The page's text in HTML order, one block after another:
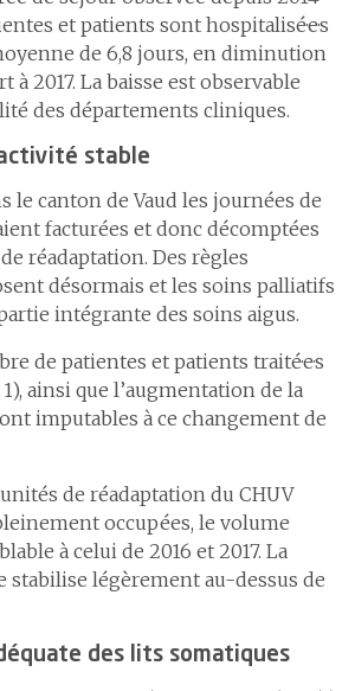
et patients sont hospitalisé·e·s
de 6,8 jours, en diminution
à 2017. La baisse est observable
des départements cliniques.
stable
le canton de Vaud les journées de
facturées et donc décomptées
réadaptation. Des règles
désormais et les soins palliatifs
intégrante des soins aigus.
de patientes et patients traité·e·s
ainsi que l’augmentation de la
imputables à ce changement de
de réadaptation du CHUV
occupées, le volume
à celui de 2016 et 2017. La
stabilise légèrement au-dessus de
des lits somatiques